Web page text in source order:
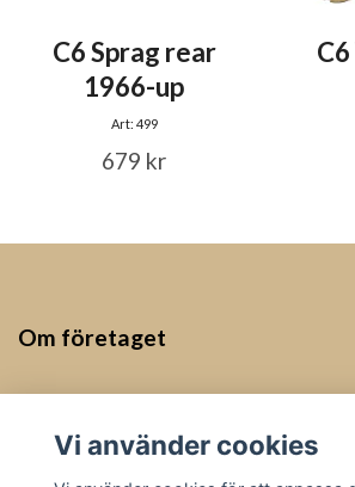
C6 Sprag rear
1966-up
Art: 499
679 kr
Om företaget
Vi använder cookies